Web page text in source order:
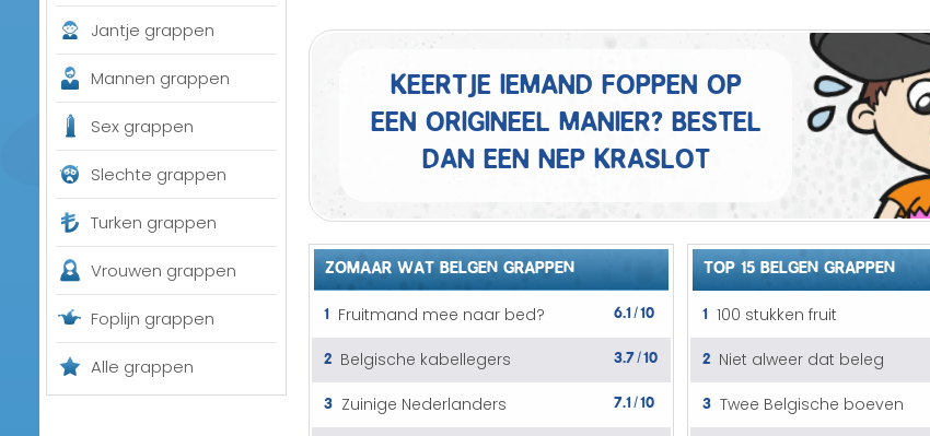
Slechte grappen
Turken grappen
Vrouwen grappen
Jantje grappen
Mannen grappen
Sex grappen
Slechte grappen
Turken grappen
Vrouwen grappen
Foplijn grappen
Alle grappen
Keertje iemand foppen op
een origineel manier? Bestel
dan een nep kraslot
ZOMAAR WAT BELGEN GRAPPEN
1 Fruitmand mee naar bed? 6.1/10
2 Belgische kabellegers 3.7/10
3 Zuinige Nederlanders 7.1/10
TOP 15 BELGEN GRAPPEN
1 100 stukken fruit
2 Niet alweer dat beleg
3 Twee Belgische boeven